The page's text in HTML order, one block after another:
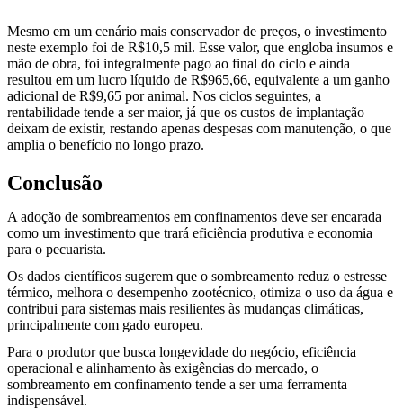
Mesmo em um cenário mais conservador de preços, o investimento
neste exemplo foi de R$10,5 mil. Esse valor, que engloba insumos e
mão de obra, foi integralmente pago ao final do ciclo e ainda
resultou em um lucro líquido de R$965,66, equivalente a um ganho
adicional de R$9,65 por animal. Nos ciclos seguintes, a
rentabilidade tende a ser maior, já que os custos de implantação
deixam de existir, restando apenas despesas com manutenção, o que
amplia o benefício no longo prazo.
Conclusão
A adoção de sombreamentos em confinamentos deve ser encarada
como um investimento que trará eficiência produtiva e economia
para o pecuarista.
Os dados científicos sugerem que o sombreamento reduz o estresse
térmico, melhora o desempenho zootécnico, otimiza o uso da água e
contribui para sistemas mais resilientes às mudanças climáticas,
principalmente com gado europeu.
Para o produtor que busca longevidade do negócio, eficiência
operacional e alinhamento às exigências do mercado, o
sombreamento em confinamento tende a ser uma ferramenta
indispensável.